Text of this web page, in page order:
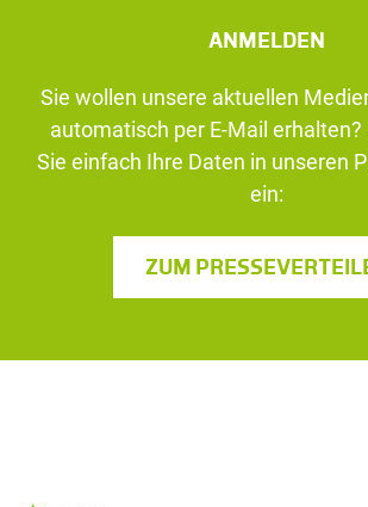
ANMELDEN
Sie wollen unsere aktuellen
automatisch per E-Mail erhalten?
Sie einfach Ihre Daten in unseren
ein:
ZUM